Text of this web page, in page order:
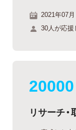
2021年07
30人が応援
20000
リサーチ・